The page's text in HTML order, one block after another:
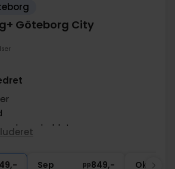
Göteborg City
opholdet
Sep pp849,- Okt